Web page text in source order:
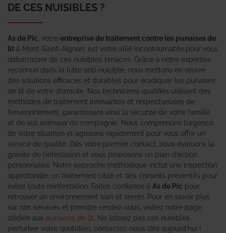
DE CES NUISIBLES ?
As de Pic , votre entreprise de traitement contre les punaises de
lit à Mont-Saint-Aignan, est votre allié incontournable pour vous
débarrasser de ces nuisibles tenaces. Grâce à notre expertise
reconnue dans la lutte anti-nuisible, nous mettons en œuvre
des solutions efficaces et durables pour éradiquer les punaises
de lit de votre domicile. Nos techniciens qualifiés utilisent des
méthodes de traitement innovantes et respectueuses de
l’environnement, garantissant ainsi la sécurité de votre famille
et de vos animaux de compagnie. Nous comprenons l’urgence
de votre situation et agissons rapidement pour vous offrir un
service de qualité. Dès votre premier contact, nous évaluons la
gravité de l’infestation et vous proposons un plan d’action
personnalisé. Notre approche méthodique inclut une inspection
approfondie, un traitement ciblé et des conseils préventifs pour
éviter toute réinfestation. Faites confiance à As de Pic pour
retrouver un environnement sain et serein. Pour en savoir plus
sur nos services et prendre rendez-vous, visitez notre page
dédiée aux punaises de lit . Ne laissez pas ces nuisibles
perturber votre quotidien, contactez-nous dès aujourd’hui !